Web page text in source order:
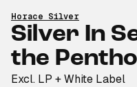
Horace Silver
Silver In
the
Excl. LP + White Label